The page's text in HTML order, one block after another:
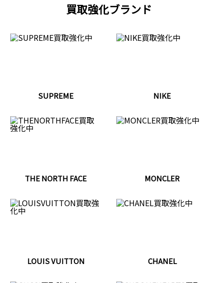
買取強化ブランド
SUPREME NIKE
THE NORTH FACE MONCLER
LOUIS VUITTON CHANEL